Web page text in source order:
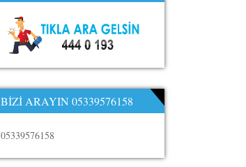
BIZI ARAYIN 05339576158
05339576158